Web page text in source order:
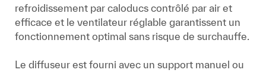
refroidissement par caloducs contrôlé par air et
efficace et le ventilateur réglable garantissent un
fonctionnement optimal sans risque de surchauffe.
Le diffuseur est fourni avec un support manuel ou